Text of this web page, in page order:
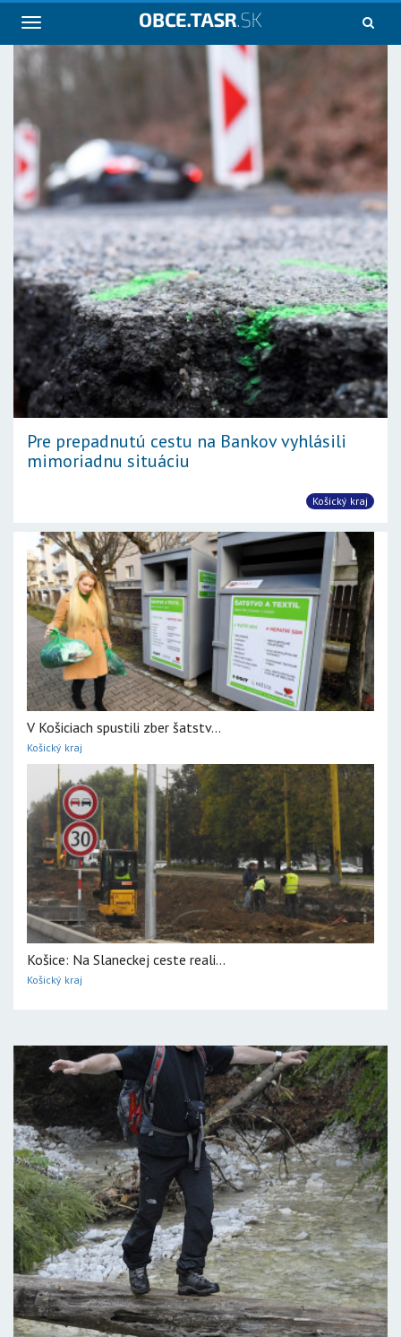
Navigácia
Pre prepadnutú cestu na Bankov vyhlásili
mimoriadnu situáciu
Košický kraj
V Košiciach spustili zber šatstv...
Košický kraj
Košice: Na Slaneckej ceste reali...
Košický kraj